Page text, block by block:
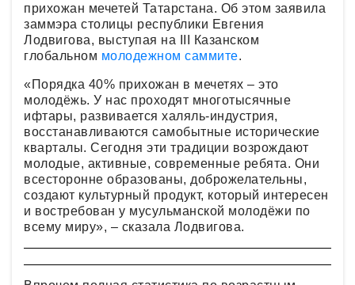
прихожан мечетей Татарстана. Об этом заявила
заммэра столицы республики Евгения
Лодвигова, выступая на III Казанском
глобальном молодежном саммите.
«Порядка 40% прихожан в мечетях – это
молодёжь. У нас проходят многотысячные
ифтары, развивается халяль-индустрия,
восстанавливаются самобытные исторические
кварталы. Сегодня эти традиции возрождают
молодые, активные, современные ребята. Они
всесторонне образованы, доброжелательны,
создают культурный продукт, который интересен
и востребован у мусульманской молодёжи по
всему миру», – сказала Лодвигова.